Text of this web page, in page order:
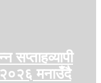
मनाउँदै